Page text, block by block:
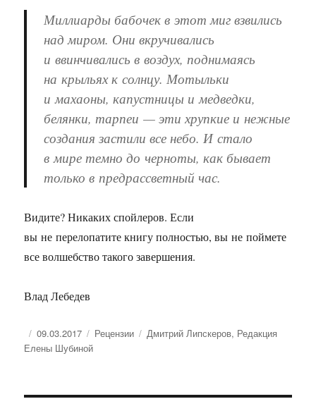
Миллиарды бабочек в этот миг взвились
над миром. Они вкручивались
и ввинчивались в воздух, поднимаясь
на крыльях к солнцу. Мотыльки
и махаоны, капустницы и медведки,
белянки, тарпеи — эти хрупкие и нежные
создания застили все небо. И стало
в мире темно до черноты, как бывает
только в предрассветный час.
Видите? Никаких спойлеров. Если
вы не перелопатите книгу полностью, вы не поймете
все волшебство такого завершения.
Влад Лебедев
Опубликовано
09.03.2017 Рубрики
Рецензии Метки
Дмитрий Липскеров, Редакция
Елены Шубиной